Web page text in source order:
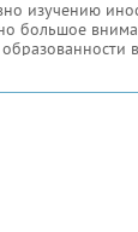
изучению
большое